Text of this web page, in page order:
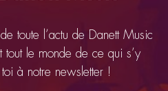
toute l’actu de Danett Music
tout le monde de ce qui s’y
à notre newsletter !